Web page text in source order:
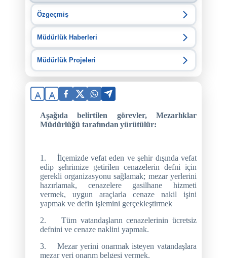
Özgeçmiş
Müdürlük Haberleri
Müdürlük Projeleri
A A
Aşağıda belirtilen görevler,
Mezarlıklar
Müdürlüğü tarafından yürütülür:
1.
İlçemizde vefat eden ve şehir dışında vefat
edip şehrimize getirilen cenazelerin defni için
gerekli organizasyonu sağlamak; mezar yerlerini
hazırlamak, cenazelere gasilhane hizmeti
vermek, uygun araçlarla cenaze nakil işini
yapmak ve defin işlemini gerçekleştirmek
2.
Tüm vatandaşların cenazelerinin ücretsiz
defnini ve cenaze naklini yapmak.
3.
Mezar yerini onarmak isteyen vatandaşlara
mezar yeri onarım belgesi vermek.